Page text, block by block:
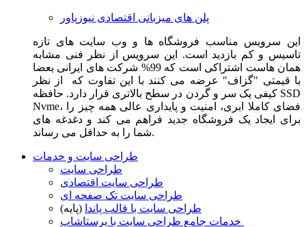
پلن های میزبانی اقتصادی نیوزپاور
این سرویس مناسب فروشگاه ها و وب سایت های تازه
تاسیس و کم بازدید است. این سرویس از نظر فنی مشابه
همان هاست اشتراکی است که 99% شرکت های ایرانی بعضا
با قیمتی "گزاف" عرضه می کنند با این تفاوت که از نظر
کیفی یک سر و گردن در سطح بالاتری قرار دارد. حافظه SSD
Nvme، فضای کاملا ابری، امنیت و پایداری عالی همه چیز را
برای ایجاد یک فروشگاه جدید فراهم می کند و دغدغه های
شما را به حداقل می رساند.
طراحی سایت و خدمات
طراحی سایت
طراحی سایت اقتصادی
طراحی سایت تک صفحه ای
طراحی سایت با قالب پاندا (پایه)